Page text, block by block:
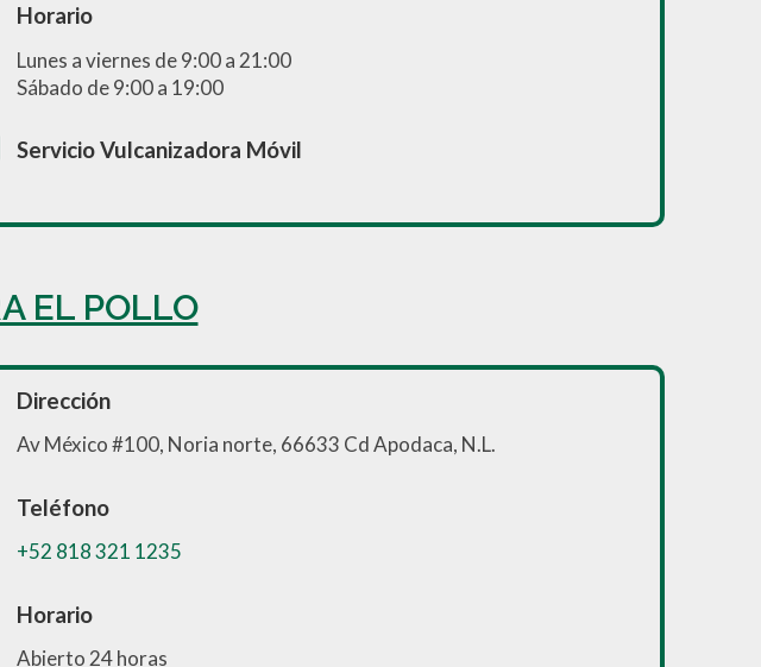
Horario
Lunes a viernes de 9:00 a 21:00
Sábado de 9:00 a 19:00
Servicio Vulcanizadora Móvil
EL POLLO
Dirección
Av México #100, Noria norte, 66633 Cd Apodaca, N.L.
Teléfono
+52 818 321 1235
Horario
Abierto 24 horas